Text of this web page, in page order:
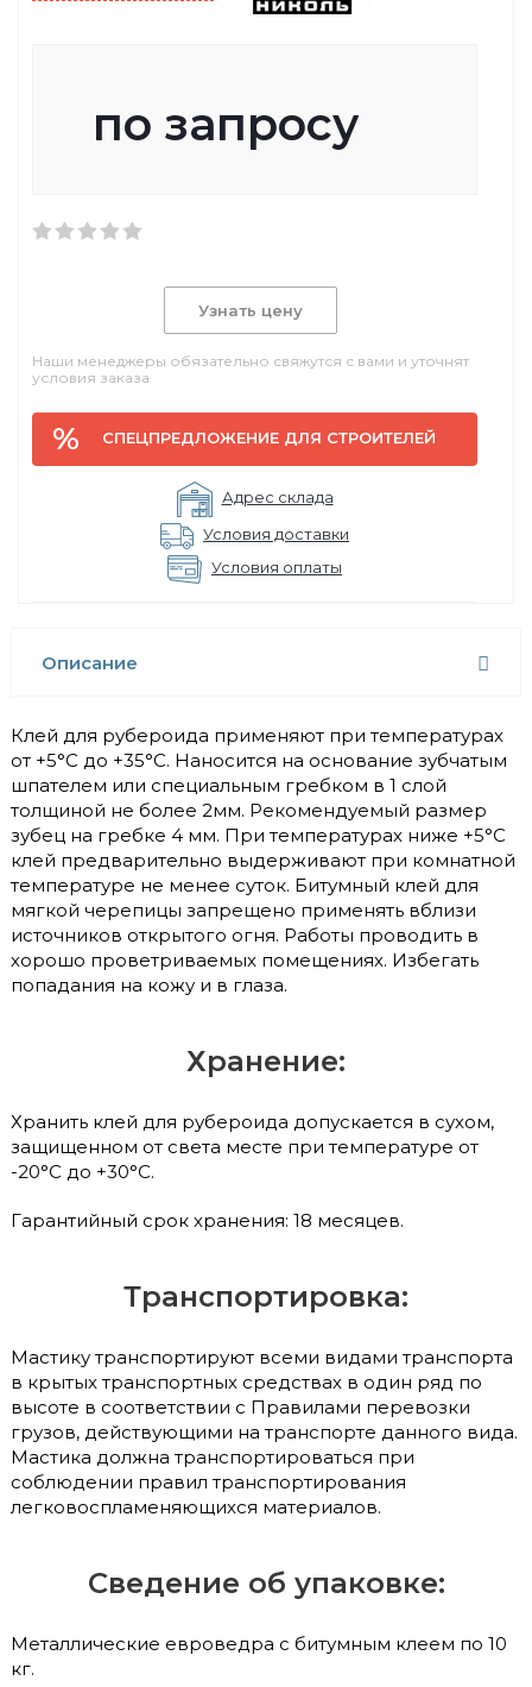
по запросу
Узнать цену
Наши менеджеры обязательно свяжутся с вами и уточнят
условия заказа
СПЕЦПРЕДЛОЖЕНИЕ ДЛЯ СТРОИТЕЛЕЙ
Адрес склада
Условия доставки
Условия оплаты
Описание
Клей для рубероида применяют при температурах
от +5°С до +35°С. Наносится на основание зубчатым
шпателем или специальным гребком в 1 слой
толщиной не более 2мм. Рекомендуемый размер
зубец на гребке 4 мм. При температурах ниже +5°С
клей предварительно выдерживают при комнатной
температуре не менее суток. Битумный клей для
мягкой черепицы запрещено применять вблизи
источников открытого огня. Работы проводить в
хорошо проветриваемых помещениях. Избегать
попадания на кожу и в глаза.
Хранение:
Хранить клей для рубероида допускается в сухом,
защищенном от света месте при температуре от
-20°С до +30°С.
Гарантийный срок хранения: 18 месяцев.
Транспортировка:
Мастику транспортируют всеми видами транспорта
в крытых транспортных средствах в один ряд по
высоте в соответствии с Правилами перевозки
грузов, действующими на транспорте данного вида.
Мастика должна транспортироваться при
соблюдении правил транспортирования
легковоспламеняющихся материалов.
Сведение об упаковке:
Металлические евроведра с битумным клеем по 10
кг.